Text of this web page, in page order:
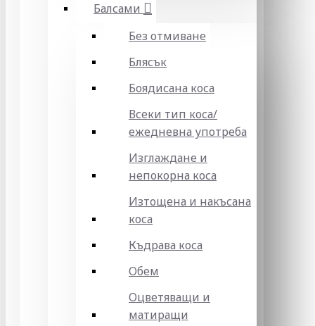
Балсами
Без отмиване
Блясък
Боядисана коса
Всеки тип коса/
ежедневна употреба
Изглаждане и
непокорна коса
Изтощена и накъсана
коса
Къдрава коса
Обем
Оцветяващи и
матиращи